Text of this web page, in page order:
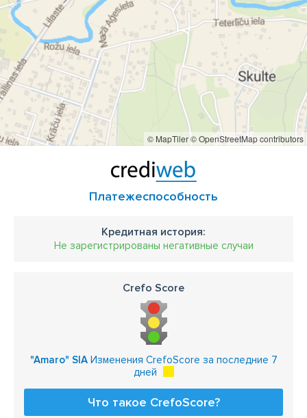
© MapTiler© OpenStreetMap contributors
Платежеспособность
Кредитная история:
Не зарегистрированы негативные случаи
Crefo Score
"Amaro" SIAИзменения CrefoScore за последние 7
дней
Что такое CrefoScore?